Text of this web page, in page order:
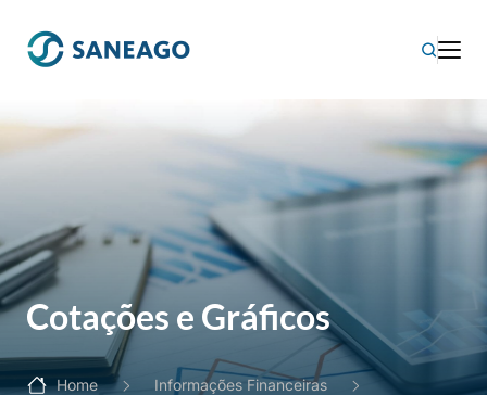
Cotações e Gráficos
Home
Informações Financeiras